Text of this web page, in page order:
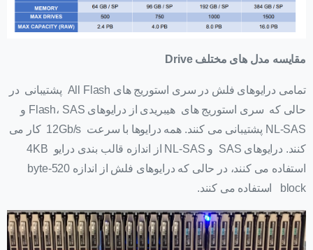
مقایسه مدل های مختلفDrive
تمامی درایوهای فلش در سری استوریج های All Flash پشتیبانی در
حالی که سری استوریج های هیبریدی از درایوهای Flash، SAS و
NL-SAS پشتیبانی می کنند. همه درایوها با سرعت 12Gb/s کار می
کنند. درایوهای SAS و NL-SAS از اندازه قالب بندی درایو 4KB
استفاده می کنند، در حالی که درایوهای فلش از اندازه 520-byte
block استفاده می کنند.